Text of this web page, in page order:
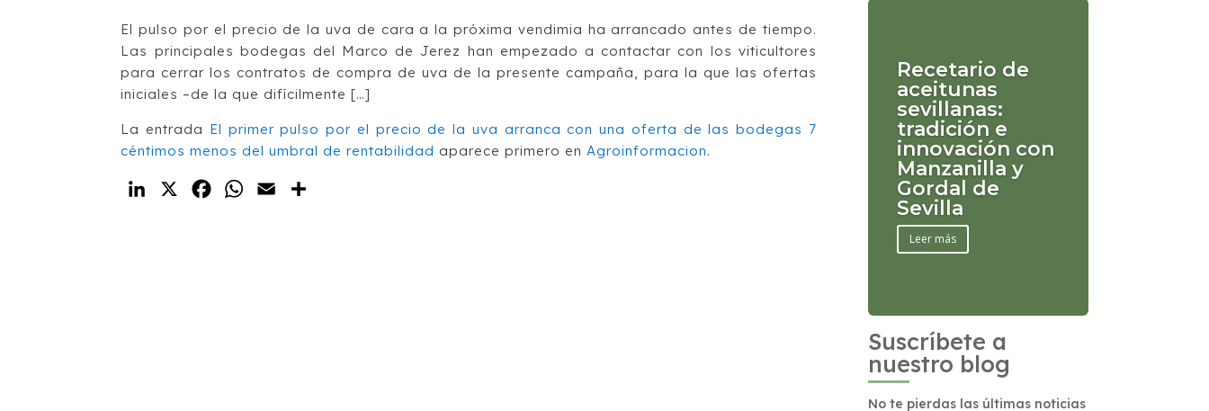
El pulso por el precio de la uva de cara a la próxima vendimia ha arrancado antes de tiempo.
Las principales bodegas del Marco de Jerez han empezado a contactar con los viticultores
para cerrar los contratos de compra de uva de la presente campaña, para la que las ofertas
iniciales –de la que difícilmente […]
La entrada El primer pulso por el precio de la uva arranca con una oferta de las bodegas 7
céntimos menos del umbral de rentabilidad aparece primero en Agroinformacion.
LinkedIn
X FacebookWhatsApp
Email
Recetario de
aceitunas
sevillanas:
tradición e
innovación con
Manzanilla y
Gordal de
Sevilla
Leer más
Suscríbete a
nuestro blog
No te pierdas las últimas noticias